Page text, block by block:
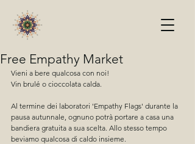
Free Empathy Market
Vieni a bere qualcosa con noi!
Vin brulé o cioccolata calda.
Al termine dei laboratori 'Empathy Flags' durante la
pausa autunnale, ognuno potrà portare a casa una
bandiera gratuita a sua scelta. Allo stesso tempo
beviamo qualcosa di caldo insieme.